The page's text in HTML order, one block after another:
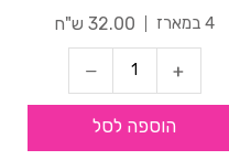
4 במארז
32.00 ש"ח
הוספה לסל